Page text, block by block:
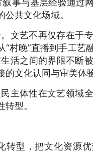
事与基层经验通过
公共文化场域。
文艺不再仅存在于
村晚”直播到手工艺
活之间的界限不断
文化认同与审美体
主体性在文艺领域
转型。
转型，把文化资源